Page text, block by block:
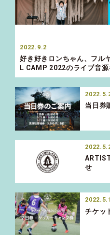
2022.9.2
好き好きロンちゃん、フル
L CAMP 2022のライブ音源
当日券
せ
チケッ